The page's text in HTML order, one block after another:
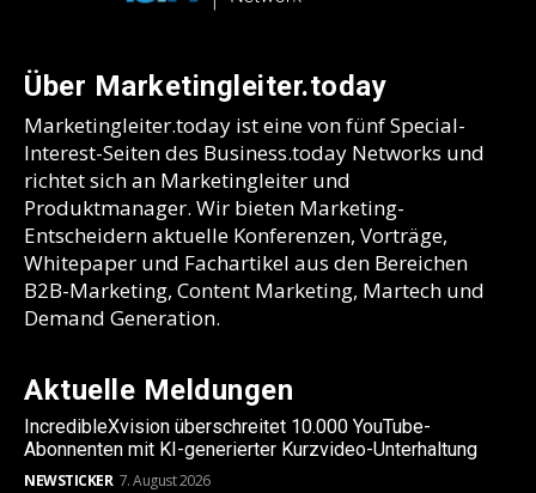
Über Marketingleiter.today
Marketingleiter.today ist eine von fünf Special-
Interest-Seiten des Business.today Networks und
richtet sich an Marketingleiter und
Produktmanager. Wir bieten Marketing-
Entscheidern aktuelle Konferenzen, Vorträge,
Whitepaper und Fachartikel aus den Bereichen
B2B-Marketing, Content Marketing, Martech und
Demand Generation.
Aktuelle Meldungen
IncredibleXvision überschreitet 10.000 YouTube-
Abonnenten mit KI-generierter Kurzvideo-Unterhaltung
NEWSTICKER 7. August 2026